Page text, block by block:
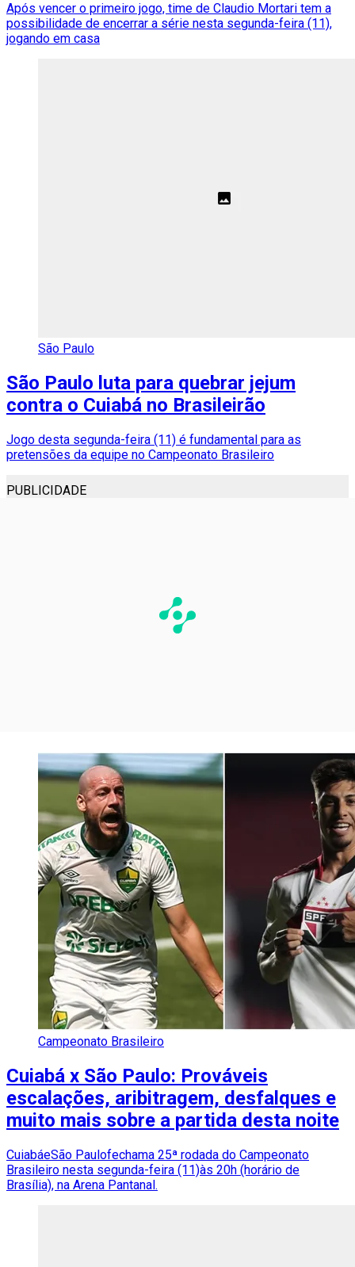
Após vencer o primeiro jogo, time de Claudio Mortari tem a
possibilidade de encerrar a série nesta segunda-feira (11),
jogando em casa
São Paulo
São Paulo luta para quebrar jejum
contra o Cuiabá no Brasileirão
Jogo desta segunda-feira (11) é fundamental para as
pretensões da equipe no Campeonato Brasileiro
PUBLICIDADE
Campeonato Brasileiro
Cuiabá x São Paulo: Prováveis
escalações, aribitragem, desfalques e
muito mais sobre a partida desta noite
CuiabáeSão Paulofechama 25ª rodada do Campeonato
Brasileiro nesta segunda-feira (11)às 20h (horário de
Brasília), na Arena Pantanal.